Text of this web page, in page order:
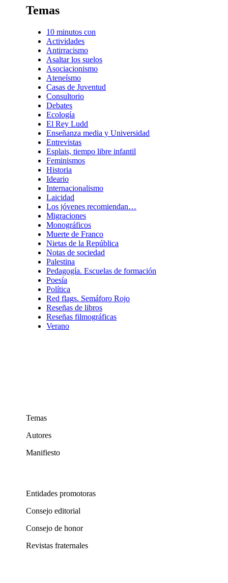
Temas
10 minutos con
Actividades
Antirracismo
Asaltar los suelos
Asociacionismo
Ateneísmo
Casas de Juventud
Consultorio
Debates
Ecología
El Rey Ludd
Enseñanza media y Universidad
Entrevistas
Esplais, tiempo libre infantil
Feminismos
Historia
Ideario
Internacionalismo
Laicidad
Los jóvenes recomiendan…
Migraciones
Monográficos
Muerte de Franco
Nietas de la República
Notas de sociedad
Palestina
Pedagogía. Escuelas de formación
Poesía
Política
Red flags. Semáforo Rojo
Reseñas de libros
Reseñas filmográficas
Verano
Temas
Autores
Manifiesto
Entidades promotoras
Consejo editorial
Consejo de honor
Revistas fraternales